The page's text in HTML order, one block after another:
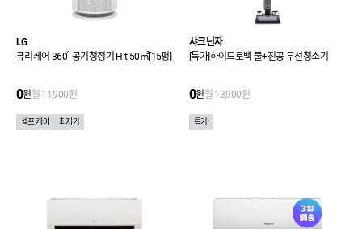
일시불 상품관
LG
퓨리케어 360˚ 공기청정기 Hit 50㎡[15평]
0원월11,900원
셀프 케어 최저가
샤크닌자
[특가]하이드로백 물+진공 무선청소기
0원월13,900원
특가